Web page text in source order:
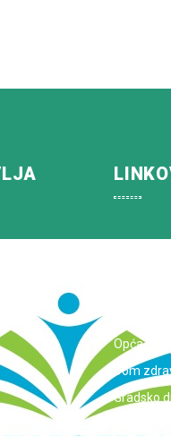
Zavod
Opća
Dom
Gradsko